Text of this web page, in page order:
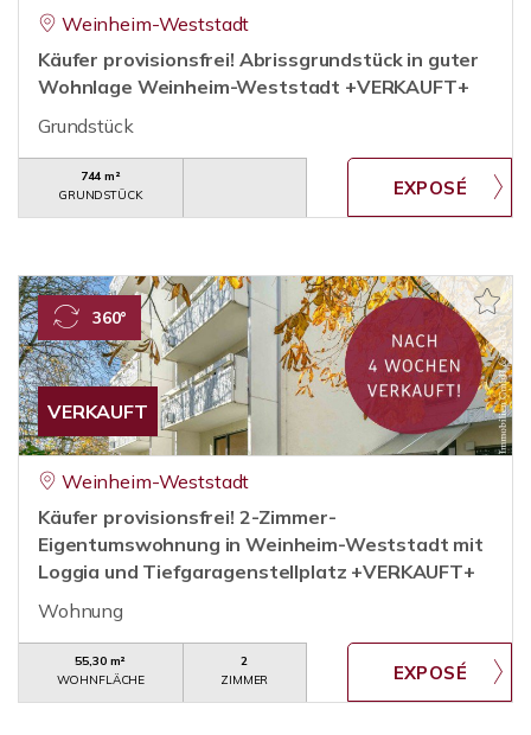
Weinheim-Weststadt
Käufer provisionsfrei! Abrissgrundstück in guter
Wohnlage Weinheim-Weststadt +VERKAUFT+
Grundstück
744 m²
GRUNDSTÜCK
VERKAUFT
360°
Weinheim-Weststadt
Käufer provisionsfrei! 2-Zimmer-
Eigentumswohnung in Weinheim-Weststadt mit
Loggia und Tiefgaragenstellplatz +VERKAUFT+
Wohnung
55,30 m²
WOHNFLÄCHE
2
ZIMMER